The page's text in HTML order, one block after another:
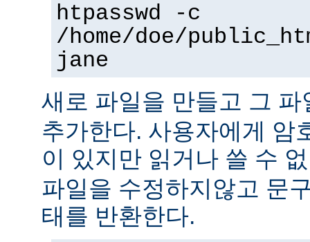
htpasswd -c
/home/doe/
jane
새로 파일을 만들고 그
추가한다. 사용자에게 암
이 있지만 읽거나 쓸 수
파일을 수정하지않고 문
태를 반환한다.